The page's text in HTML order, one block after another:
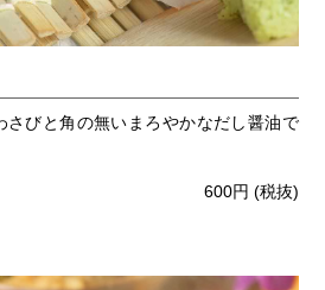
さびと角の無いまろやかなだし醤油で
600円 (税抜)